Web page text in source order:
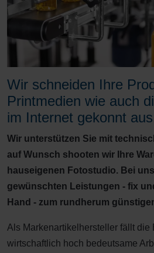
Wir schneiden Ihre
Printmedien wie auch
im Internet gekonnt
Wir unterstützen Sie mit
auf Wunsch shooten wir Ihre
hauseigenen Fotostudio. Bei
gewünschten Leistungen - fix
Hand - zum rundherum
Als Markenartikelhersteller fällt die
wirtschaftlich hoch bedeutsame